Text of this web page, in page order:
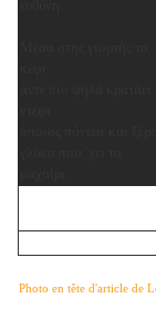
Photo en tête d'article de